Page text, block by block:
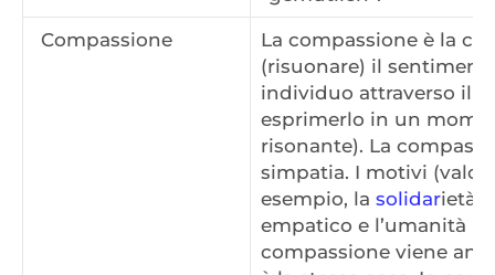
Compassione
La compassione è la
(risuonare) il
individuo attraverso il
esprimerlo in un
risonante). La
simpatia. I motivi
esempio, la solidarietà,
empatico e l’umanità
compassione viene